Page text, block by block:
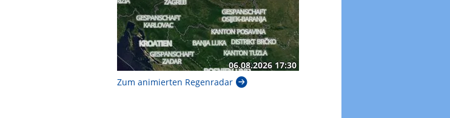
Zum animierten Regenradar